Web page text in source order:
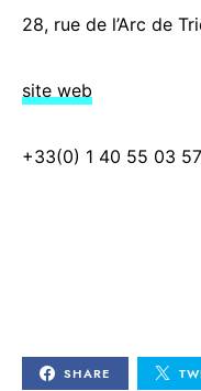
28, rue de l’Arc de
site web
+33(0) 1 40 55 03 57
SHARE